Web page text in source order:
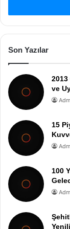
Son Yazılar
ve
15
100